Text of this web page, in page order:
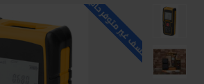
للاسف غير متوفر حاليا